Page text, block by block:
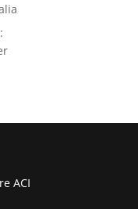
ACI